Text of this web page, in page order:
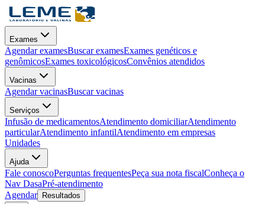
Exames
Agendar examesBuscar examesExames genéticos e
genômicosExames toxicológicosConvênios atendidos
Vacinas
Agendar vacinasBuscar vacinas
Serviços
Infusão de medicamentosAtendimento domiciliarAtendimento
particularAtendimento infantilAtendimento em empresas
Unidades
Ajuda
Fale conoscoPerguntas frequentesPeça sua nota fiscalConheça o
Nav DasaPré-atendimento
Agendar
Resultados